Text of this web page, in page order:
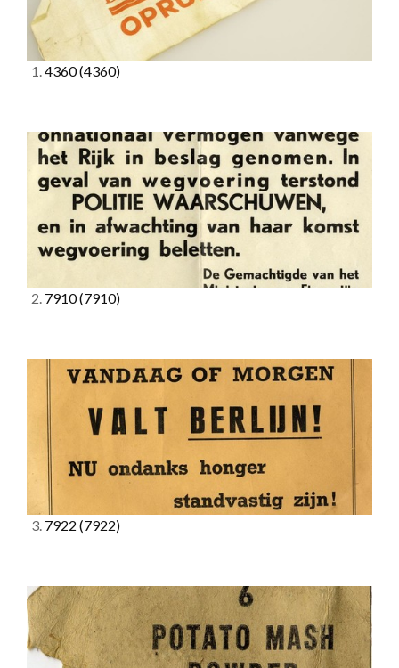
1.4360(4360)
2. 7910(7910)
3. 7922 (7922)